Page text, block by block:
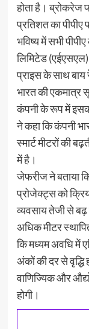
होता है। ब्रोकरेज
प्रतिशत का
भविष्य में सभी
लिमिटेड
प्राइस के साथ बाय
भारत की एकमात्र
कंपनी के रूप में
ने कहा कि कंपनी
स्मार्ट मीटरों की
में है।
जेफरीज ने बताया
प्रोजेक्ट्स को
व्यवसाय तेजी से बढ़
अधिक मीटर
कि मध्यम अवधि में
अंकों की दर से वृद्धि
वाणिज्यिक और
होगी।